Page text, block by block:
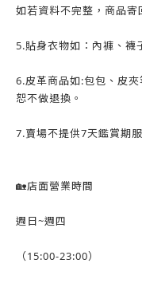
如若資料不完整，商品寄
5.貼身衣物如：內褲、襪
6.皮革商品如:包包、皮
恕不做退換。
7.賣場不提供7天鑑賞期
🏡店面營業時間
週日~週四
（15:00-23:00）